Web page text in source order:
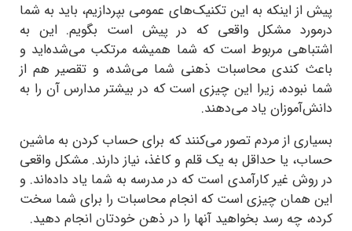
پیش از اینکه به این تکنیک‌های عمومی بپردازیم، باید به شما
درمورد مشکل واقعی که در پیش است بگویم. این به
اشتباهی مربوط است که شما همیشه مرتکب می‌شده‌اید و
باعث کندی محاسبات ذهنی شما می‌شده، و تقصیر هم از
شما نبوده، زیرا این چیزی است که در بیشتر مدارس آن را به
دانش‌آموزان یاد می‌دهند.
بسیاری از مردم تصور می‌کنند که برای حساب کردن به ماشین
حساب، یا حداقل به یک قلم و کاغذ، نیاز دارند. مشکل واقعی
در روش غیر کارآمدی است که در مدرسه به شما یاد داده‌اند. و
این همان چیزی است که انجام محاسبات را برای شما سخت‌
کرده، چه رسد بخواهید آنها را در ذهن خودتان انجام دهید.